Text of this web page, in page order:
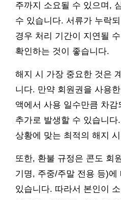
주까지 소요될 수 있으며,
수 있습니다. 서류가 누락
경우 처리 기간이 지연될
확인하는 것이 좋습니다.
해지 시 가장 중요한 것은
니다. 만약 회원권을 사용
액에서 사용 일수만큼 차감
추가로 발생할 수 있습니다
상황에 맞는 최적의 해지
또한, 환불 규정은 콘도 회
기명, 주중/주말 전용 등)에
있습니다. 따라서 본인이